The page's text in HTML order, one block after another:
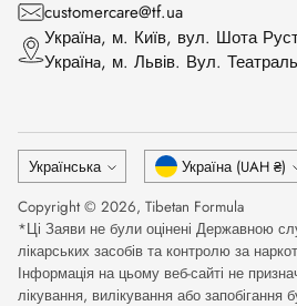
customercare@tf.ua
Українa, м. Київ, вул. Шота
Українa, м. Львів. Вул.
Мова
Українська Валюта
Україна (UAH ₴)
Copyright © 2026, Tibetan Formula
*Ці Заяви не були оцінені Державною
лікарських засобів та контролю за
Інформація на цьому веб-сайті не
лікування, вилікування або запобігання